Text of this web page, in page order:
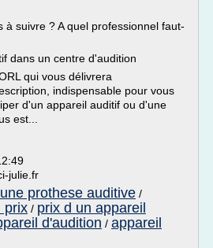
à suivre ? A quel professionnel faut-
dans un centre d'audition
qui vous délivrera
indispensable pour vous
d'un appareil auditif ou d'une
est...
julie.fr
prothese auditive /
prix / prix d un appareil
d'audition / appareil